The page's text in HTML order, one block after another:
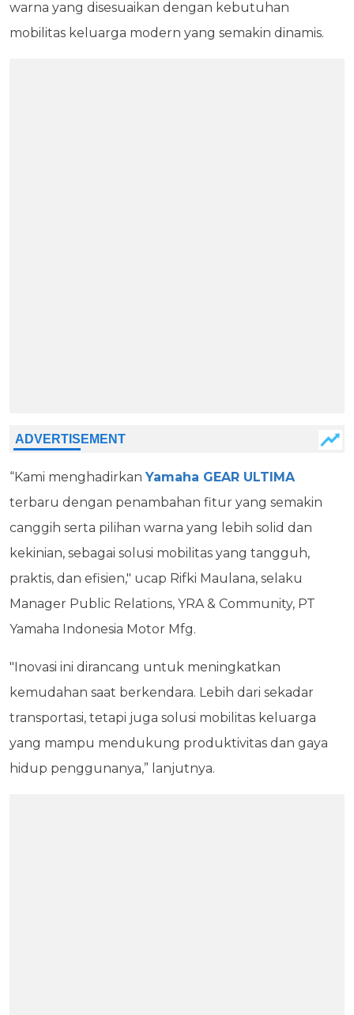
warna yang disesuaikan dengan kebutuhan
mobilitas keluarga modern yang semakin dinamis.
“Kami menghadirkan Yamaha GEAR ULTIMA
terbaru dengan penambahan fitur yang semakin
canggih serta pilihan warna yang lebih solid dan
kekinian, sebagai solusi mobilitas yang tangguh,
praktis, dan efisien," ucap Rifki Maulana, selaku
Manager Public Relations, YRA & Community, PT
Yamaha Indonesia Motor Mfg.
"Inovasi ini dirancang untuk meningkatkan
kemudahan saat berkendara. Lebih dari sekadar
transportasi, tetapi juga solusi mobilitas keluarga
yang mampu mendukung produktivitas dan gaya
hidup penggunanya,” lanjutnya.